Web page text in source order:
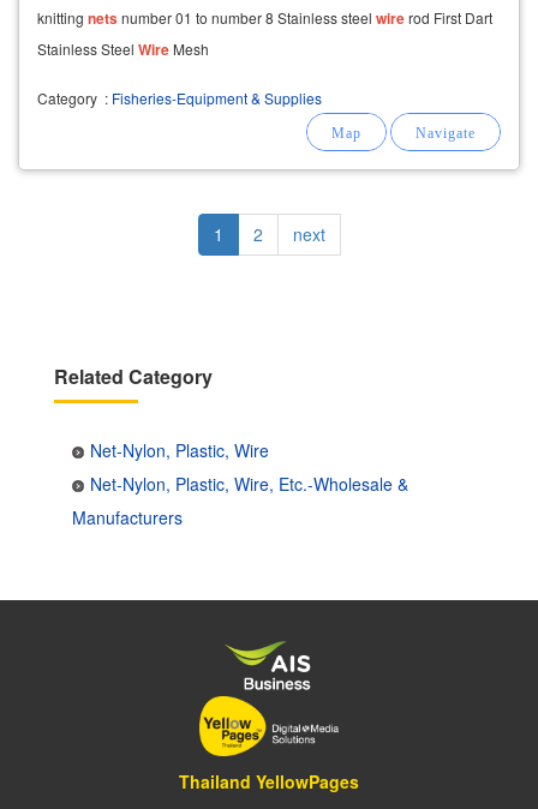
knitting netsnumber 01 to number 8 Stainless steel wirerod First Dart
Stainless Steel Wire Mesh
Category : Fisheries-Equipment & Supplies
Current
page
1 Page
2
Next
page
next
Related Category
Net-Nylon, Plastic, Wire
Net-Nylon, Plastic, Wire, Etc.-Wholesale &
Manufacturers
Thailand YellowPages